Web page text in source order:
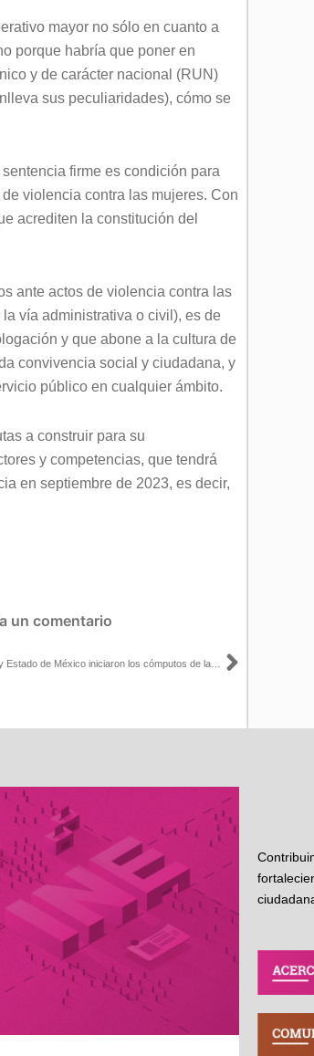
mayor no sólo en cuanto a
porque habría que poner en
y de carácter nacional (RUN)
sus peculiaridades), cómo se
firme es condición para
violencia contra las mujeres. Con
acrediten la constitución del
ante actos de violencia contra las
vía administrativa o civil), es de
y que abone a la cultura de
convivencia social y ciudadana, y
público en cualquier ámbito.
a construir para su
y competencias, que tendrá
en septiembre de 2023, es decir,
un comentario